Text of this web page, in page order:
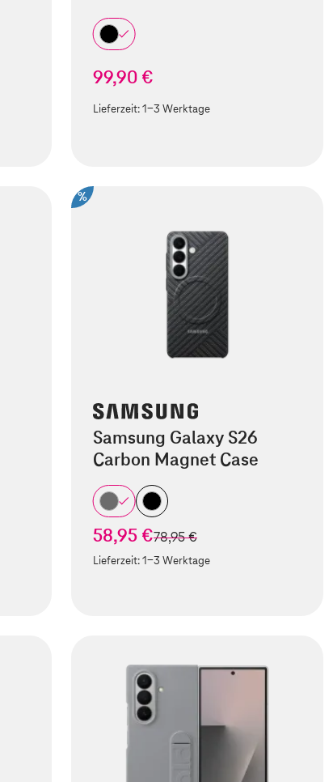
99,90 €
Lieferzeit:1-3 Werktage
%
Samsung Galaxy S26
Carbon Magnet Case
58,95 €statt
78,95 €
Lieferzeit:1-3 Werktage